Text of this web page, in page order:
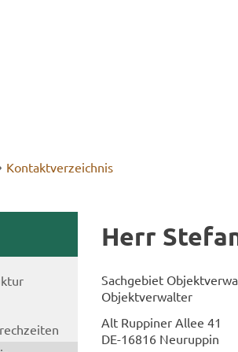
Kontaktverzeichnis
Herr
Sach­ge­biet
Ob­jekt­ver­wal­ter
Alt Rup­pi­ner Allee 41
DE-​16816 Neu­rup­pin